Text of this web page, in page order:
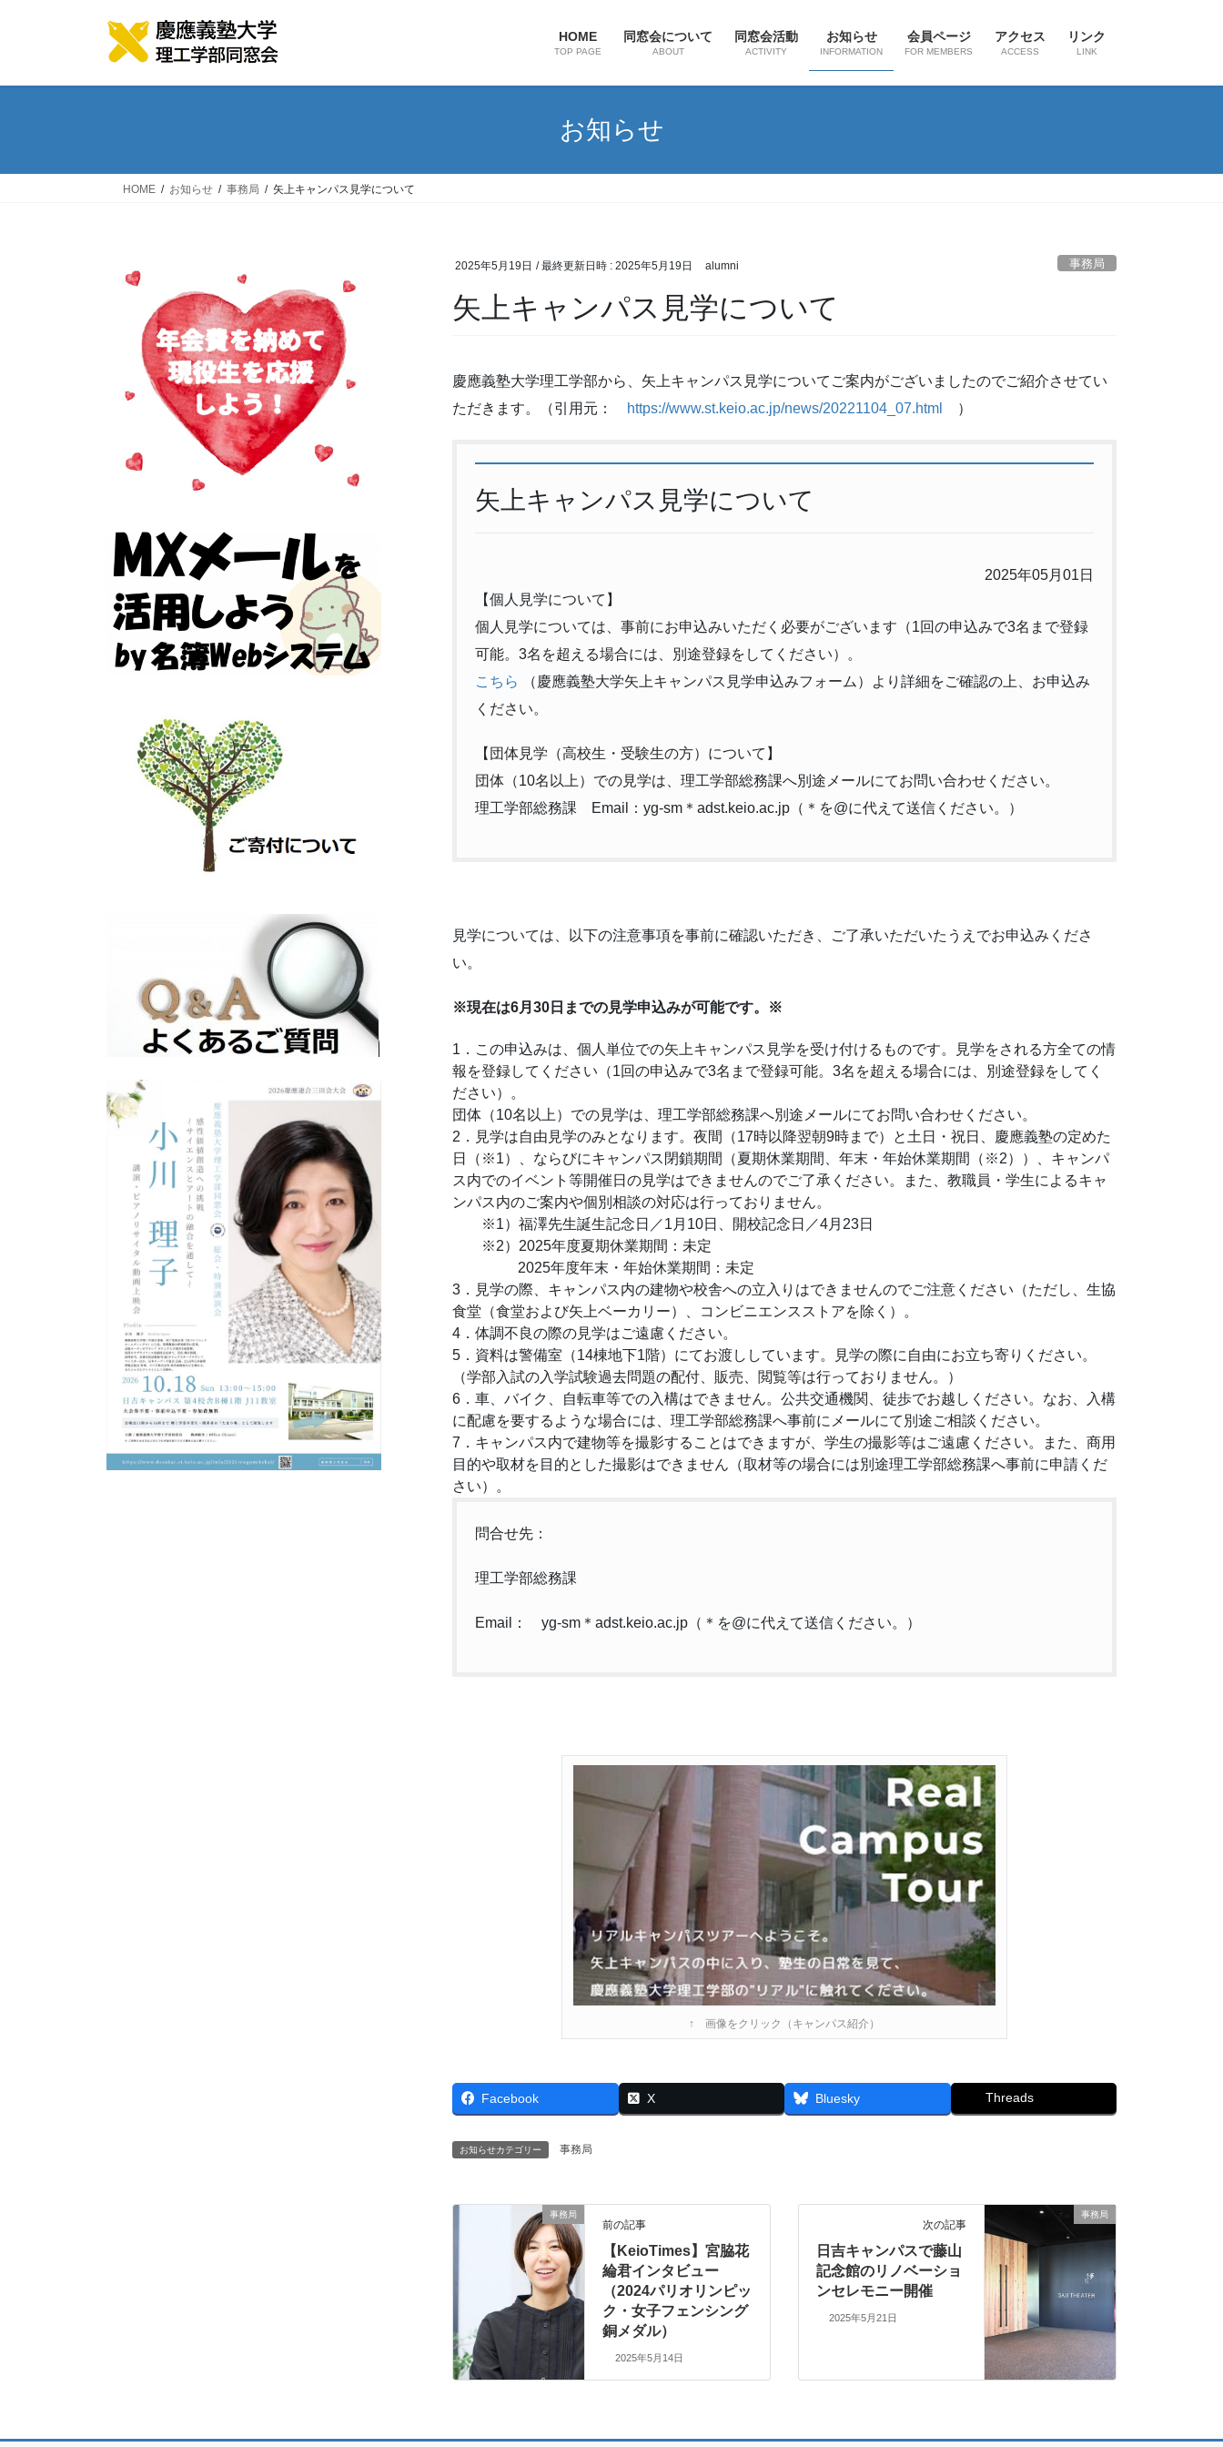
HOME
TOP PAGE
同窓会について
ABOUT
同窓会活動
ACTIVITY
お知らせ
INFORMATION
会員ページ
FOR MEMBERS
アクセス
ACCESS
リンク
LINK
お知らせ
HOME お知らせ 事務局 矢上キャンパス見学について
2025年5月19日 / 最終更新日時 : 2025年5月19日 alumni 事務局
矢上キャンパス見学について
慶應義塾大学理工学部から、矢上キャンパス見学についてご案内がございましたのでご紹介させてい
ただきます。（引用元：
https://www.st.keio.ac.jp/news/20221104_07.html ）
矢上キャンパス見学について
2025年05月01日
【個人見学について】
個人見学については、事前にお申込みいただく必要がございます（1回の申込みで3名まで登録
可能。3名を超える場合には、別途登録をしてください）。
こちら
（慶應義塾大学矢上キャンパス見学申込みフォーム）より詳細をご確認の上、お申込み
ください。
【団体見学（高校生・受験生の方）について】
団体（10名以上）での見学は、理工学部総務課へ別途メールにてお問い合わせください。
理工学部総務課 Email：yg-sm＊adst.keio.ac.jp（＊を@に代えて送信ください。）
見学については、以下の注意事項を事前に確認いただき、ご了承いただいたうえでお申込みくださ
い。
※現在は6月30日までの見学申込みが可能です。※
1．この申込みは、個人単位での矢上キャンパス見学を受け付けるものです。見学をされる方全ての情
報を登録してください（1回の申込みで3名まで登録可能。3名を超える場合には、別途登録をしてく
ださい）。
団体（10名以上）での見学は、理工学部総務課へ別途メールにてお問い合わせください。
2．見学は自由見学のみとなります。夜間（17時以降翌朝9時まで）と土日・祝日、慶應義塾の定めた
日（※1）、ならびにキャンパス閉鎖期間（夏期休業期間、年末・年始休業期間（※2））、キャンパ
ス内でのイベント等開催日の見学はできませんのでご了承ください。また、教職員・学生によるキャ
ンパス内のご案内や個別相談の対応は行っておりません。
※1）福澤先生誕生記念日／1月10日、開校記念日／4月23日
※2）2025年度夏期休業期間：未定
2025年度年末・年始休業期間：未定
3．見学の際、キャンパス内の建物や校舎への立入りはできませんのでご注意ください（ただし、生協
食堂（食堂および矢上ベーカリー）、コンビニエンスストアを除く）。
4．体調不良の際の見学はご遠慮ください。
5．資料は警備室（14棟地下1階）にてお渡ししています。見学の際に自由にお立ち寄りください。
（学部入試の入学試験過去問題の配付、販売、閲覧等は行っておりません。）
6．車、バイク、自転車等での入構はできません。公共交通機関、徒歩でお越しください。なお、入構
に配慮を要するような場合には、理工学部総務課へ事前にメールにて別途ご相談ください。
7．キャンパス内で建物等を撮影することはできますが、学生の撮影等はご遠慮ください。また、商用
目的や取材を目的とした撮影はできません（取材等の場合には別途理工学部総務課へ事前に申請くだ
さい）。
問合せ先：
理工学部総務課
Email： yg-sm＊adst.keio.ac.jp（＊を@に代えて送信ください。）
↑ 画像をクリック（キャンパス紹介）
Facebook X Bluesky Threads
お知らせカテゴリー 事務局
事務局
前の記事
【KeioTimes】宮脇花
綸君インタビュー
（2024パリオリンピッ
ク・女子フェンシング
銅メダル）
2025年5月14日
事務局
次の記事
日吉キャンパスで藤山
記念館のリノベーショ
ンセレモニー開催
2025年5月21日